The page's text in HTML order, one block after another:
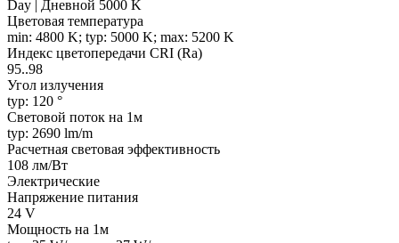
Day | Дневной 5000 K
Цветовая температура
min: 4800 K; typ: 5000 K; max: 5200 K
Индекс цветопередачи CRI (Ra)
95..98
Угол излучения
typ: 120 °
Световой поток на 1м
typ: 2690 lm/m
Расчетная световая эффективность
108 лм/Вт
Электрические
Напряжение питания
24 V
Мощность на 1м